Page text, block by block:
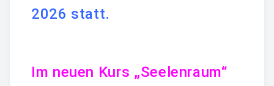
1:1 BEGLEITUNG
Kunstwerke Für Geschäftsräume
2026 statt.
Im neuen Kurs „Seelenraum“